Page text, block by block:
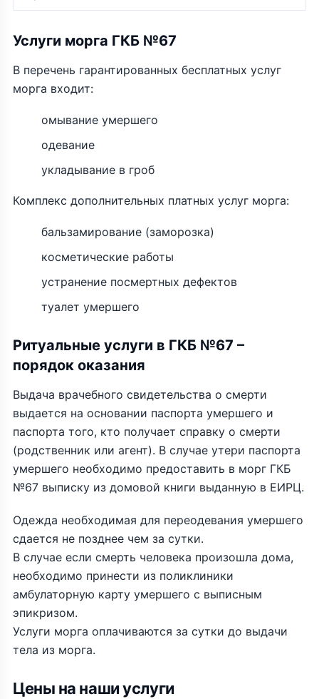
Услуги морга ГКБ №67
В перечень гарантированных бесплатных услуг
морга входит:
омывание умершего
одевание
укладывание в гроб
Комплекс дополнительных платных услуг морга:
бальзамирование (заморозка)
косметические работы
устранение посмертных дефектов
туалет умершего
Ритуальные услуги в ГКБ №67 –
порядок оказания
Выдача врачебного свидетельства о смерти
выдается на основании паспорта умершего и
паспорта того, кто получает справку о смерти
(родственник или агент). В случае утери паспорта
умершего необходимо предоставить в морг ГКБ
№67 выписку из домовой книги выданную в ЕИРЦ.
Одежда необходимая для переодевания умершего
сдается не позднее чем за сутки.
В случае если смерть человека произошла дома,
необходимо принести из поликлиники
амбулаторную карту умершего с выписным
эпикризом.
Услуги морга оплачиваются за сутки до выдачи
тела из морга.
Цены на наши услуги